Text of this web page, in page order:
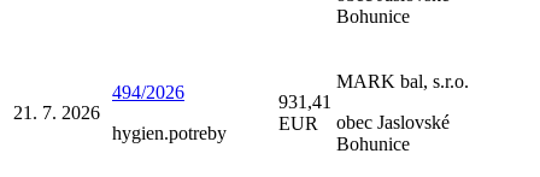
Bohunice
21. 7. 2026
494/2026
hygien.potreby
931,41
EUR
MARK bal, s.r.o.
obec Jaslovské
Bohunice